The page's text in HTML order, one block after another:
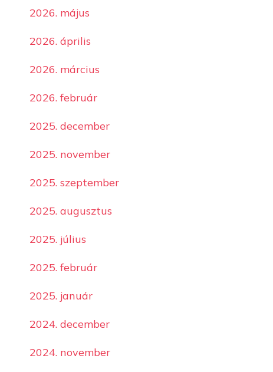
2026. május
2026. április
2026. március
2026. február
2025. december
2025. november
2025. szeptember
2025. augusztus
2025. július
2025. február
2025. január
2024. december
2024. november